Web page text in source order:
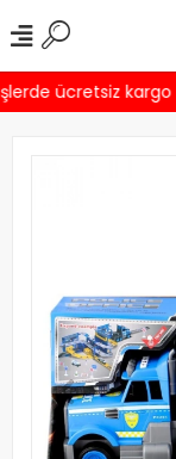
ücretsiz kargo